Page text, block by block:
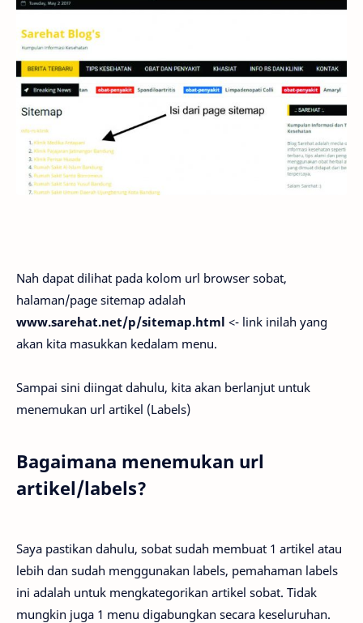
Nah dapat dilihat pada kolom url browser sobat,
halaman/page sitemap adalah
www.sarehat.net/p/sitemap.html <- link inilah yang
akan kita masukkan kedalam menu.
Sampai sini diingat dahulu, kita akan berlanjut untuk
menemukan url artikel (Labels)
Bagaimana menemukan url
artikel/labels?
Saya pastikan dahulu, sobat sudah membuat 1 artikel atau
lebih dan sudah menggunakan labels, pemahaman labels
ini adalah untuk mengkategorikan artikel sobat. Tidak
mungkin juga 1 menu digabungkan secara keseluruhan.